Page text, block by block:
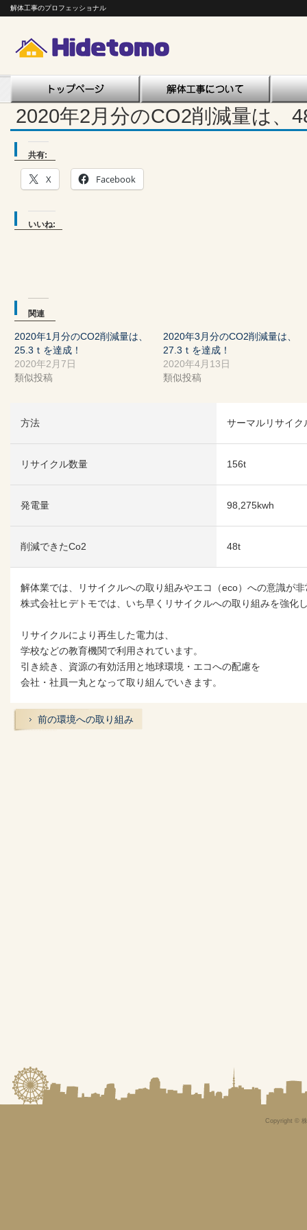
解体工事のプロフェッショナル
2020年2月分のCO2削減量は、
共有:
X Facebook
いいね:
関連
2020年1月分のCO2削減量は、
25.3ｔを達成！
2020年2月7日
類似投稿
2020年3月分のCO2削減量は、
27.3ｔを達成！
2020年4月13日
類似投稿
方法 サーマルリサイク
リサイクル数量 156t
発電量 98,275kwh
削減できたCo2 48t
解体業では、リサイクルへの取り組みやエコ（eco）への意識が
株式会社ヒデトモでは、いち早くリサイクルへの取り組みを強化
リサイクルにより再生した電力は、
学校などの教育機関で利用されています。
引き続き、資源の有効活用と地球環境・エコへの配慮を
会社・社員一丸となって取り組んでいきます。
前の環境への取り組み
Copyright ©